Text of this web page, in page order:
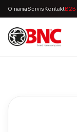
O namaServisKontaktB2B